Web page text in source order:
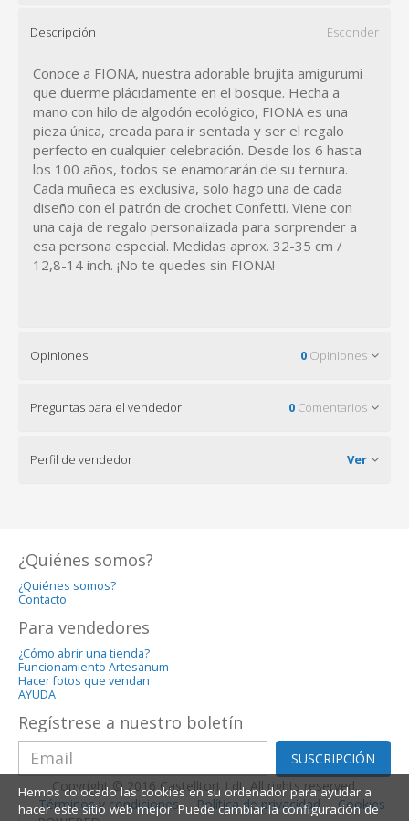
Descripción Esconder
Conoce a FIONA, nuestra adorable brujita amigurumi
que duerme plácidamente en el bosque. Hecha a
mano con hilo de algodón ecológico, FIONA es una
pieza única, creada para ir sentada y ser el regalo
perfecto en cualquier celebración. Desde los 6 hasta
los 100 años, todos se enamorarán de su ternura.
Cada muñeca es exclusiva, solo hago una de cada
diseño con el patrón de crochet Confetti. Viene con
una caja de regalo personalizada para sorprender a
esa persona especial. Medidas aprox. 32-35 cm /
12,8-14 inch. ¡No te quedes sin FIONA!
Opiniones 0 Opiniones
Preguntas para el vendedor 0 Comentarios
Perfil de vendedor Ver
¿Quiénes somos?
¿Quiénes somos?
Contacto
Para vendedores
¿Cómo abrir una tienda?
Funcionamiento Artesanum
Hacer fotos que vendan
AYUDA
Regístrese a nuestro boletín
SUSCRIPCIÓN
Copyright © 2016 Castelltort Ldt. All rights reserved.
Términos y condiciones
Política de privacidad
Cookies
Hemos colocado las cookies en su ordenador para ayudar a
hacer este sitio web mejor. Puede cambiar la configuración de